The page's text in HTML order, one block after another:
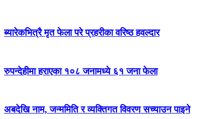
ब्यारेकभित्रै मृत फेला परे प्रहरीका वरिष्ठ हवल्दार
रुपन्देहीमा हराएका १०८ जनामध्ये ६१ जना फेला
अबदेखि नाम, जन्ममिति र व्यक्तिगत विवरण सच्याउन पाइने